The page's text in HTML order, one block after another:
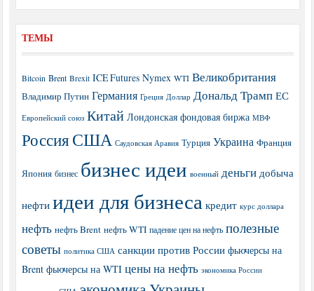
ТЕМЫ
Bitcoin Brent Brexit ICE Futures Nymex WTI Великобритания
Владимир Путин Германия Греция Доллар Дональд Трамп ЕС
Европейский союз Китай Лондонская фондовая биржа МВФ
РоссияСША Саудовская Аравия Турция Украина Франция
Япония бизнес бизнес идеи военный деньги добыча
нефти идеи для бизнеса кредит курс доллара
нефть нефть Brent нефть WTI падение цен на нефть полезные
советы политика США санкции против России фьючерсы на
Brent фьючерсы на WTI цены на нефть экономика России